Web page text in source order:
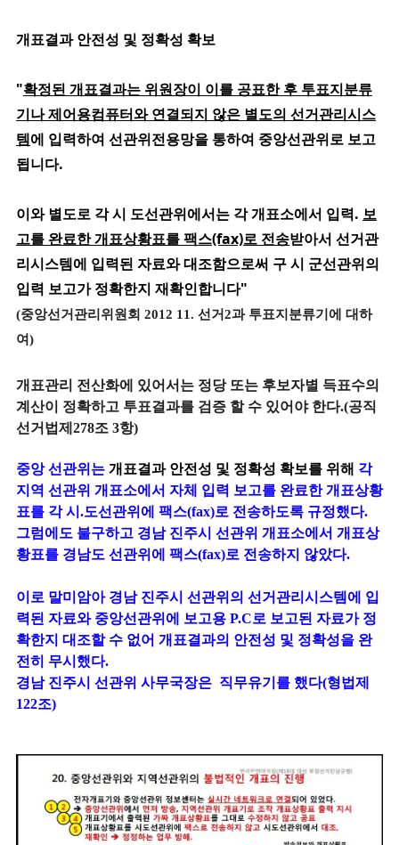
개표결과 안전성 및 정확성 확보
"확정된 개표결과는 위원장이 이를 공표한 후 투표지분류
기나 제어용컴퓨터와 연결되지 않은 별도의 선거관리시스
템에 입력하여 선관위전용망을 통하여 중앙선관위로 보고
됩니다.
이와 별도로 각 시 도선관위에서는 각 개표소에서 입력. 보
고를 완료한 개표상황표를 팩스(fax)로 전송받아서 선거관
리시스템에 입력된 자료와 대조함으로써 구 시 군선관위의
입력 보고가 정확한지 재확인합니다"
(중앙선거관리위원회 2012 11. 선거2과 투표지분류기에 대하
여)
개표관리 전산화에 있어서는 정당 또는 후보자별 득표수의
계산이 정확하고 투표결과를 검증 할 수 있어야 한다.(공직
선거법제278조 3항)
중앙 선관위는 개표결과 안전성 및 정확성 확보를 위해 각
지역 선관위 개표소에서 자체 입력 보고를 완료한 개표상황
표를 각 시.도선관위에 팩스(fax)로 전송하도록 규정했다.
그럼에도 불구하고 경남 진주시 선관위 개표소에서 개표상
황표를 경남도 선관위에 팩스(fax)로 전송하지 않았다.
이로 말미암아 경남 진주시 선관위의 선거관리시스템에 입
력된 자료와 중앙선관위에 보고용 P.C로 보고된 자료가 정
확한지 대조할 수 없어 개표결과의 안전성 및 정확성을 완
전히 무시했다.
경남 진주시 선관위 사무국장은 직무유기를 했다(형법제
122조)